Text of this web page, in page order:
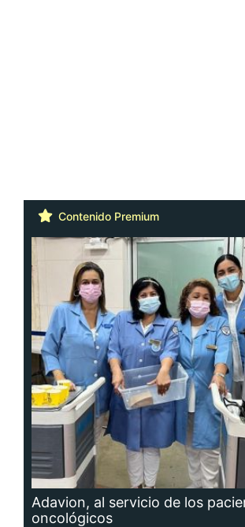
Contenido Premium
Adavion, al servicio de los
oncológicos